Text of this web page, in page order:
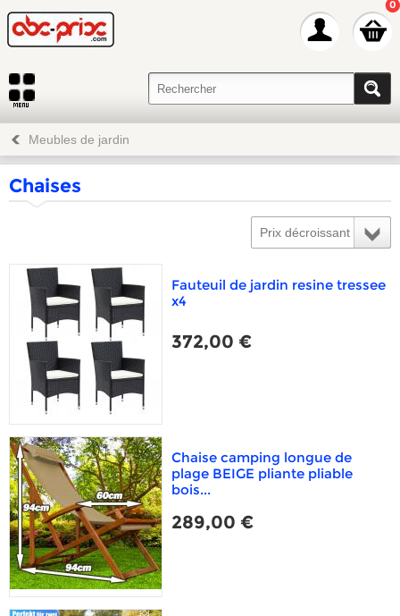
0
Meubles de jardin
Chaises
Prix décroissant
Fauteuil de jardin resine tressee
x4
372,00 €
Chaise camping longue de
plage BEIGE pliante pliable
bois...
289,00 €